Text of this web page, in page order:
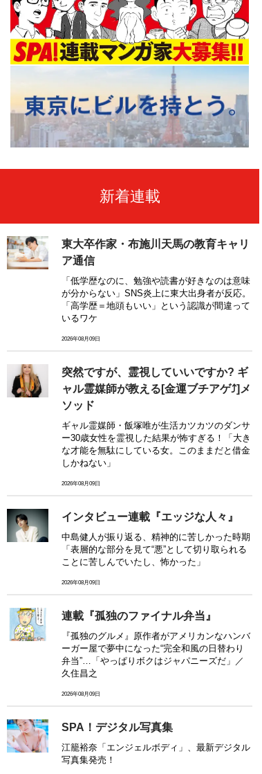
新着連載
東大卒作家・布施川天馬の教育キャリ
ア通信
「低学歴なのに、勉強や読書が好きなのは意味
が分からない」SNS炎上に東大出身者が反応。
「高学歴＝地頭もいい」という認識が間違って
いるワケ
2026年08月09日
突然ですが、霊視していいですか? ギ
ャル霊媒師が教える[金運ブチアゲ⤴]メ
ソッド
ギャル霊媒師・飯塚唯が生活カツカツのダンサ
ー30歳女性を霊視した結果が怖すぎる！「大き
な才能を無駄にしている女。このままだと借金
しかねない」
2026年08月09日
インタビュー連載『エッジな人々』
中島健人が振り返る、精神的に苦しかった時期
「表層的な部分を見て“悪”として切り取られる
ことに苦しんでいたし、怖かった」
2026年08月09日
連載『孤独のファイナル弁当』
『孤独のグルメ』原作者がアメリカンなハンバ
ーガー屋で夢中になった“完全和風の日替わり
弁当”…「やっぱりボクはジャパニーズだ」／
久住昌之
2026年08月09日
SPA！デジタル写真集
江籠裕奈「エンジェルボディ」、最新デジタル
写真集発売！